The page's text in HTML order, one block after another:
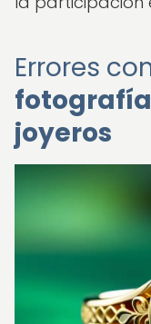
Errores
joyeros